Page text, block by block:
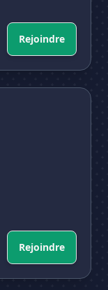
Rejoindre
Rejoindre